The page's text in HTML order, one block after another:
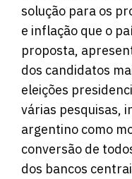
solução para os
e inflação que o
proposta,
dos candidatos
eleições
várias pesquisas,
argentino como
conversão de
dos bancos